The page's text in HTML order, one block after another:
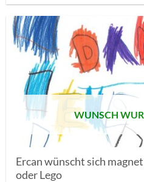
WUNSCH
Ercan wünscht sich
oder Lego